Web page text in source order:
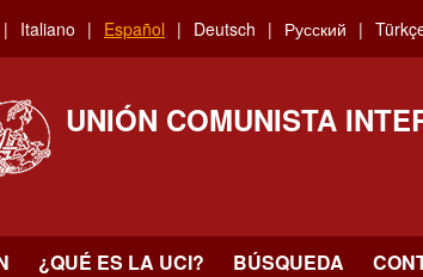
Italiano Español Deutsch Русский
UNIÓN COMUNISTA
¿QUÉ ES LA UCI? BÚSQUEDA